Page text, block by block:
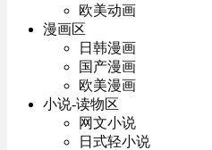
欧美动画
漫画区
日韩漫画
国产漫画
欧美漫画
小说-读物区
网文小说
日式轻小说